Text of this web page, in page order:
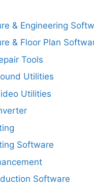
& Engineering
& Floor Plan
Tools
Utilities
Utilities
Software
Software